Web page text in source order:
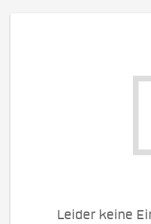
Leider keine